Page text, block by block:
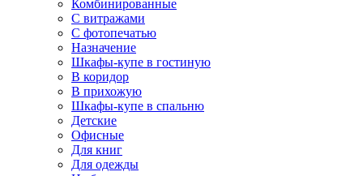
Комбинированные
С витражами
С фотопечатью
Назначение
Шкафы-купе в гостиную
В коридор
В прихожую
Шкафы-купе в спальню
Детские
Офисные
Для книг
Для одежды